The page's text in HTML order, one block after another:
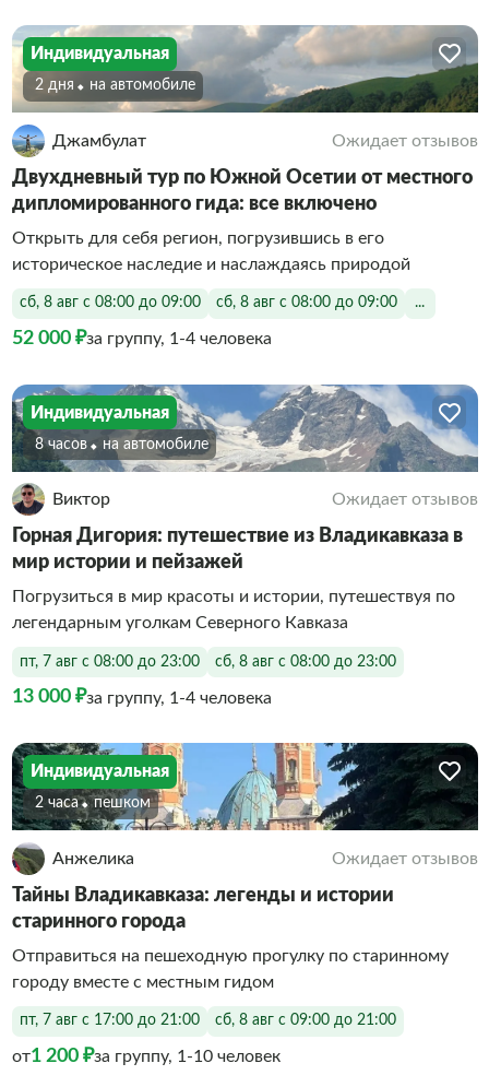
Индивидуальная
2 дня На автомобиле
Джамбулат Ожидает отзывов
Двухдневный тур по Южной Осетии от местного
дипломированного гида: все включено
Открыть для себя регион, погрузившись в его
историческое наследие и наслаждаясь природой
сб, 8 авг с 08:00 до 09:00 сб, 8 авг с 08:00 до 09:00 ...
52 000 ₽за группу, 1-4 человека
Индивидуальная
8 часов На автомобиле
Виктор Ожидает отзывов
Горная Дигория: путешествие из Владикавказа в
мир истории и пейзажей
Погрузиться в мир красоты и истории, путешествуя по
легендарным уголкам Северного Кавказа
пт, 7 авг с 08:00 до 23:00 сб, 8 авг с 08:00 до 23:00
13 000 ₽за группу, 1-4 человека
Индивидуальная
2 часа Пешком
Анжелика Ожидает отзывов
Тайны Владикавказа: легенды и истории
старинного города
Отправиться на пешеходную прогулку по старинному
городу вместе с местным гидом
пт, 7 авг с 17:00 до 21:00 сб, 8 авг с 09:00 до 21:00
от1 200 ₽за группу, 1-10 человек